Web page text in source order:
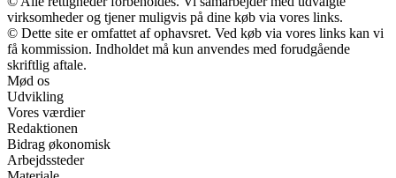
virksomheder og tjener muligvis på dine køb via vores links.
© Dette site er omfattet af ophavsret. Ved køb via vores links kan vi
få kommission. Indholdet må kun anvendes med forudgående
skriftlig aftale.
Mød os
Udvikling
Vores værdier
Redaktionen
Bidrag økonomisk
Arbejdssteder